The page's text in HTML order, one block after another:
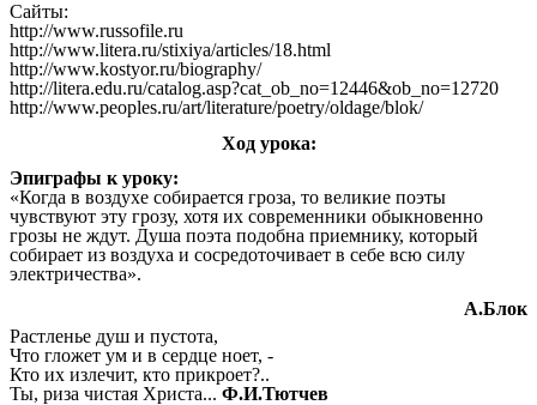
Сайты:
http://www.russofile.ru
http://www.litera.ru/stixiya/articles/18.html
http://www.kostyor.ru/biography/
http://litera.edu.ru/catalog.asp?cat_ob_no=12446&ob_no=12720
http://www.peoples.ru/art/literature/poetry/oldage/blok/
Ход урока:
Эпиграфы к уроку:
«Когда в воздухе собирается гроза, то великие поэты
чувствуют эту грозу, хотя их современники обыкновенно
грозы не ждут. Душа поэта подобна приемнику, который
собирает из воздуха и сосредоточивает в себе всю силу
электричества».
А.Блок
Растленье душ и пустота,
Что гложет ум и в сердце ноет, -
Кто их излечит, кто прикроет?..
Ты, риза чистая Христа... Ф.И.Тютчев